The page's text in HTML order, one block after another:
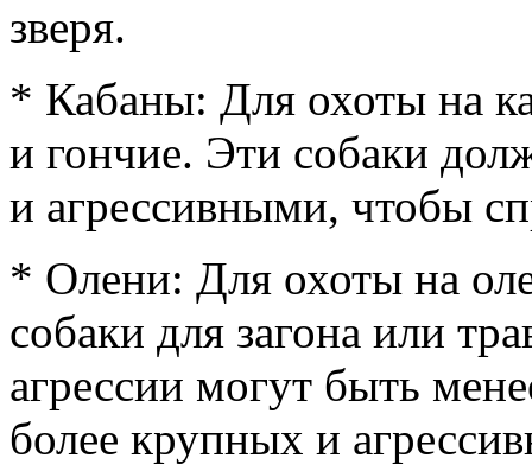
зверя.
* Кабаны: Для охоты на
и гончие. Эти собаки
и агрессивными, чтобы
* Олени: Для охоты на
собаки для загона или
агрессии могут быть
более крупных и